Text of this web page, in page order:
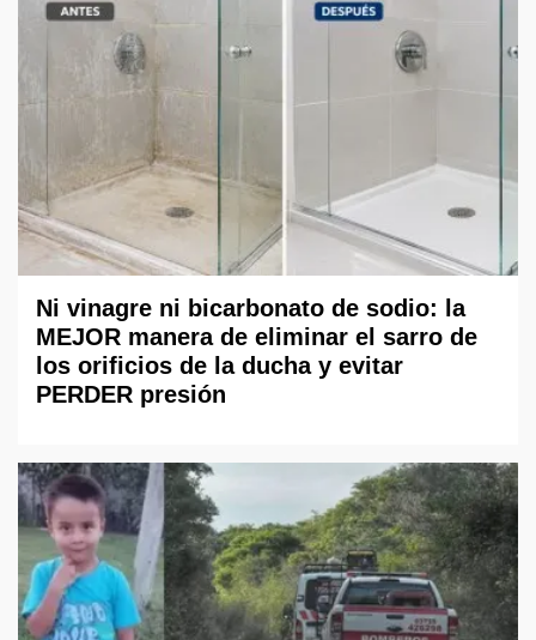
Ni vinagre ni bicarbonato de sodio: la
MEJOR manera de eliminar el sarro de
los orificios de la ducha y evitar
PERDER presión